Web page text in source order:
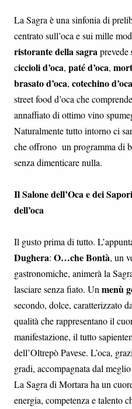
La Sagra è una sinfonia di
centrato sull’oca e sui mille
ristorante della sagraprevede
ciccioli d’oca, paté d’oca,
brasato d’oca, cotechino
street food d’oca che
annaffiato di ottimo vino
Naturalmente tutto intorno ci
che offrono un programma di
senza dimenticare nulla.
Il Salone dell’Oca e dei
dell’oca
Il gusto prima di tutto.
Dughera: O…che Bontà, un
gastronomiche, animerà la
lasciare senza fiato. Un menù
secondo, dolce, caratterizzato
qualità che rappresentano il
manifestazione, il tutto
dell’Oltrepò Pavese. L’oca,
gradi, accompagnata dal
La Sagra di Mortara ha un
energia, competenza e talento